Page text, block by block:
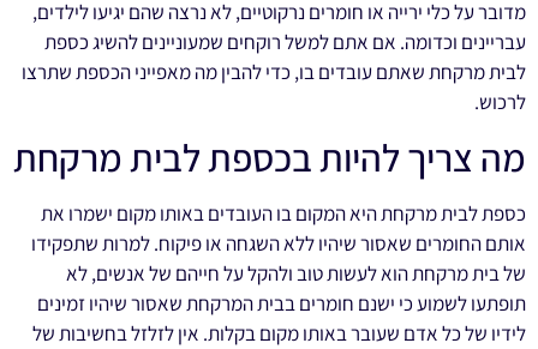
מדובר על כלי ירייה או חומרים נרקוטיים, לא נרצה שהם יגיעו לילדים,
עבריינים וכדומה. אם אתם למשל רוקחים שמעוניינים להשיג כספת
לבית מרקחת שאתם עובדים בו, כדי להבין מה מאפייני הכספת שתרצו
לרכוש.
מה צריך להיות בכספת לבית מרקחת
כספת לבית מרקחת היא המקום בו העובדים באותו מקום ישמרו את
אותם החומרים שאסור שיהיו ללא השגחה או פיקוח. למרות שתפקידו
של בית מרקחת הוא לעשות טוב ולהקל על חייהם של אנשים, לא
תופתעו לשמוע כי ישנם חומרים בבית המרקחת שאסור שיהיו זמינים
לידיו של כל אדם שעובר באותו מקום בקלות. אין לזלזל בחשיבות של